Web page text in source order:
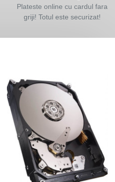
Plateste online cu cardul fara
griji! Totul este securizat!